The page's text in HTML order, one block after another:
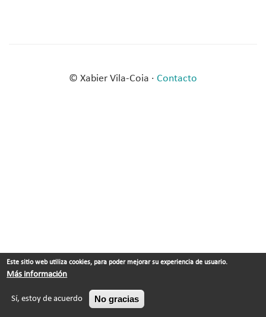
© Xabier Vila-Coia · Contacto
Este sitio web utiliza cookies, para poder mejorar su experiencia de usuario.
Más información
Sí, estoy de acuerdo No gracias